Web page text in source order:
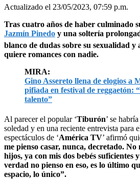
Actualizado el 23/05/2023, 07:59 p.m.
Tras cuatro años de haber culminado
Jazmín Pinedo y una soltería
blanco de dudas sobre su sexualidad
quiere romances con nadie.
MIRA:
Gino Assereto llena de elogios a
pifiada en festival de reggaetón:
talento”
Al parecer el popular ‘Tiburón’ se
soledad y en una reciente entrevista para
espectáculos de ‘América TV’ afirmó
me pienso casar, nunca, decretado.
hijos, ya con mis dos bebés suficientes
verdad no pienso en eso, es lo último
espacio, lo único”.